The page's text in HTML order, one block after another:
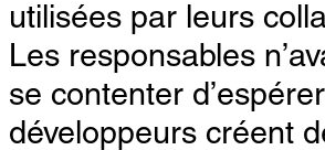
utilisées par leurs
Les responsables
se contenter
développeurs créent